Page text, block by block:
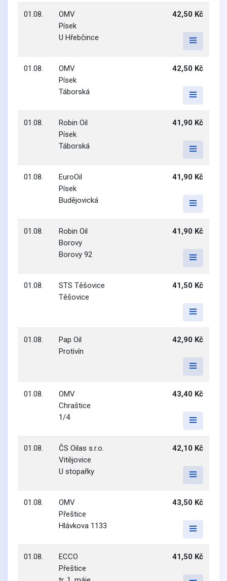
01.08.
OMV
Písek
U Hřebčince
42,50 Kč
01.08.
OMV
Písek
Táborská
42,50 Kč
01.08.
Robin Oil
Písek
Táborská
41,90 Kč
01.08.
EuroOil
Písek
Budějovická
41,90 Kč
01.08.
Robin Oil
Borovy
Borovy 92
41,90 Kč
01.08.
STS Těšovice
Těšovice
41,50 Kč
01.08.
Pap Oil
Protivín
42,90 Kč
01.08.
OMV
Chraštice
1/4
43,40 Kč
01.08.
ČS Oilas s.r.o.
Vitějovice
U stopařky
42,10 Kč
01.08.
OMV
Přeštice
Hlávkova 1133
43,50 Kč
01.08.
ECCO
Přeštice
41,50 Kč